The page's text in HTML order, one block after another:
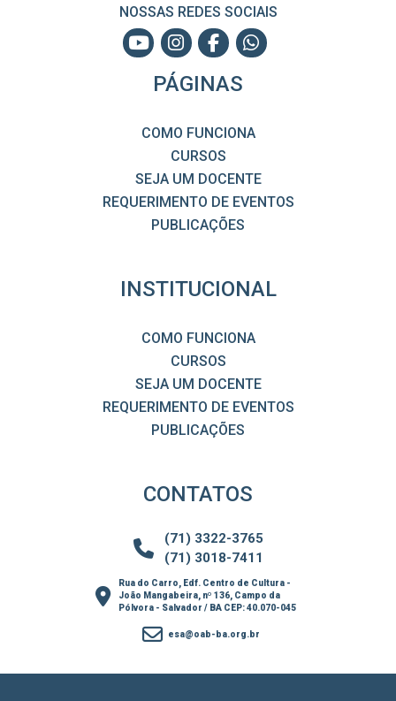
NOSSAS REDES SOCIAIS
PÁGINAS
COMO FUNCIONA
CURSOS
SEJA UM DOCENTE
REQUERIMENTO DE EVENTOS
PUBLICAÇÕES
INSTITUCIONAL
COMO FUNCIONA
CURSOS
SEJA UM DOCENTE
REQUERIMENTO DE EVENTOS
PUBLICAÇÕES
CONTATOS
(71) 3322-3765
(71) 3018-7411
Rua do Carro, Edf. Centro de Cultura -
João Mangabeira, nº 136, Campo da
Pólvora - Salvador / BA CEP: 40.070-045
esa@oab-ba.org.br